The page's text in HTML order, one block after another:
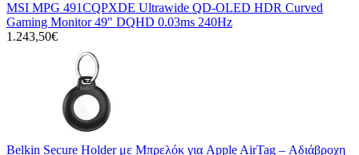
MSI MPG 491CQPXDE Ultrawide QD-OLED HDR Curved
Gaming Monitor 49" DQHD 0.03ms 240Hz
1.243,50€
Belkin Secure Holder με Μπρελόκ για Apple AirTag – Αδιάβροχη